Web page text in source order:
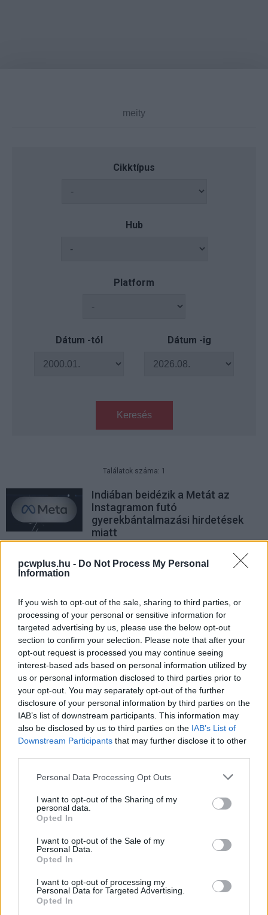
pcwplus.hu - Do Not Process My Personal
Information
If you wish to opt-out of the sale, sharing to third parties, or
processing of your personal or sensitive information for
targeted advertising by us, please use the below opt-out
section to confirm your selection. Please note that after your
opt-out request is processed you may continue seeing
interest-based ads based on personal information utilized by
us or personal information disclosed to third parties prior to
your opt-out. You may separately opt-out of the further
disclosure of your personal information by third parties on the
IAB’s list of downstream participants. This information may
also be disclosed by us to third parties on the IAB’s List of
Downstream Participants that may further disclose it to other
Please note that this website/app uses one or more Google
not limited to your visit or usage behaviour. You may click to
grant or deny consent to Google and its third-party tags to
use your data for below specified purposes in below Google
consent section.
Personal Data Processing Opt Outs
I want to opt-out of the Sharing of my
personal data.
Opted In
I want to opt-out of the Sale of my
Personal Data.
Opted In
I want to opt-out of processing my
Personal Data for Targeted Advertising.
Opted In
Cikktípus
Hub
Platform
Dátum -tól Dátum -ig
Keresés
Találatok száma: 1
Indiában beidézik a Metát az
Instagramon futó
gyerekbántalmazási hirdetések
miatt